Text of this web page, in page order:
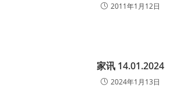
2011年1月12日
家讯 14.01.2024
2024年1月13日